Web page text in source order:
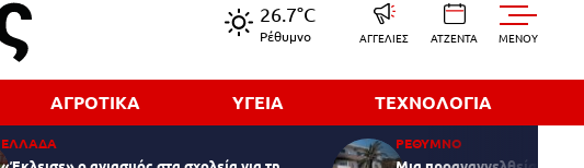
26.7°C
Ρέθυμνο ΑΓΓΕΛΙΕΣ ΑΤΖΕΝΤΑ
ΑΓΡΟΤΙΚΑ ΥΓΕΙΑ ΤΕΧΝΟΛΟΓΙΑ
ΕΛΛΑΔΑ ΡΕΘΥΜΝΟ
MENOY